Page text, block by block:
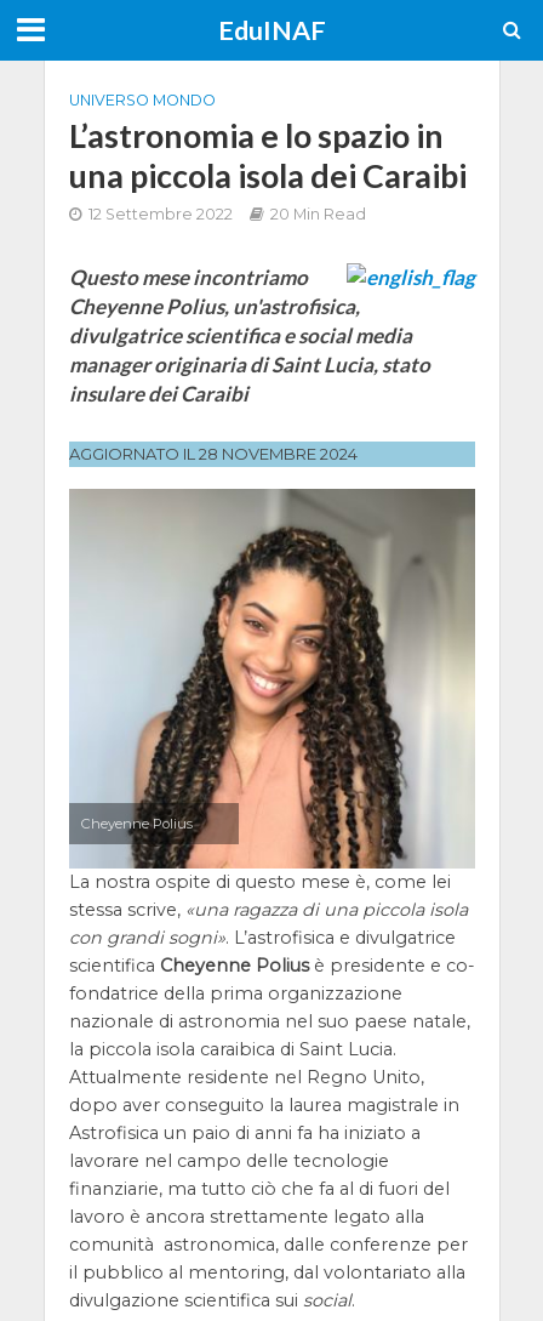
EduINAF
UNIVERSO MONDO
L’astronomia e lo spazio in
una piccola isola dei Caraibi
12 Settembre 2022 20 Min Read
Questo mese incontriamo
Cheyenne Polius, un'astrofisica,
divulgatrice scientifica e social media
manager originaria di Saint Lucia, stato
insulare dei Caraibi
AGGIORNATO IL 28 NOVEMBRE 2024
Cheyenne Polius
La nostra ospite di questo mese è, come lei
stessa scrive, una ragazza di una piccola isola
con grandi sogni . L’astrofisica e divulgatrice
scientifica Cheyenne Poliusè presidente e co-
fondatrice della prima organizzazione
nazionale di astronomia nel suo paese natale,
la piccola isola caraibica di Saint Lucia.
Attualmente residente nel Regno Unito,
dopo aver conseguito la laurea magistrale in
Astrofisica un paio di anni fa ha iniziato a
lavorare nel campo delle tecnologie
finanziarie, ma tutto ciò che fa al di fuori del
lavoro è ancora strettamente legato alla
comunità astronomica, dalle conferenze per
il pubblico al mentoring, dal volontariato alla
divulgazione scientifica sui social.